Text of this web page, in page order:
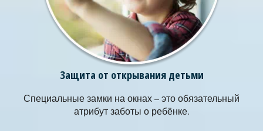
Защита от открывания детьми
Специальные замки на окнах – это обязательный
атрибут заботы о ребёнке.